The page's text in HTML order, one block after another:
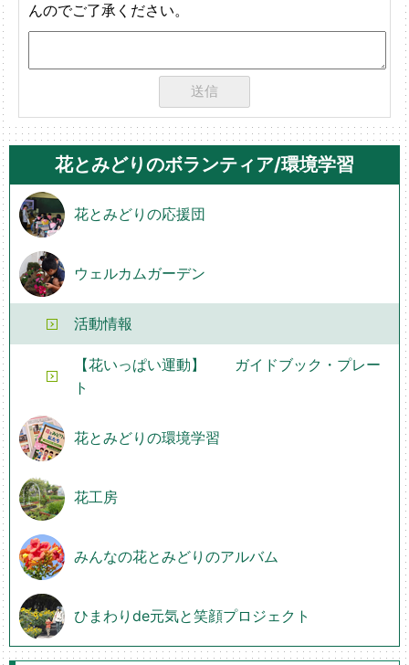
んのでご了承ください。
花とみどりのボランティア/環境学習
花とみどりの応援団
ウェルカムガーデン
活動情報
【花いっぱい運動】 ガイドブック・プレー
ト
花とみどりの環境学習
花工房
みんなの花とみどりのアルバム
ひまわりde元気と笑顔プロジェクト